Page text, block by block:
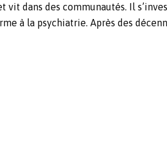
dans des communautés. Il
à la psychiatrie. Après des